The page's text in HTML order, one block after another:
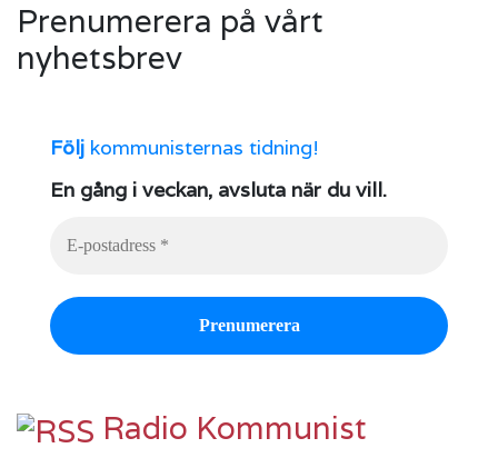
Prenumerera på vårt
nyhetsbrev
Följ kommunisternas tidning!
En gång i veckan, avsluta när du vill.
Radio Kommunist